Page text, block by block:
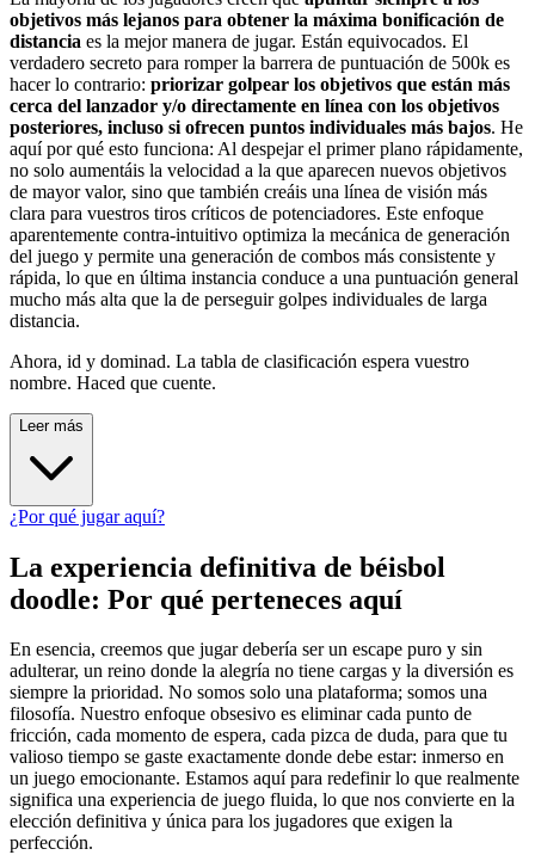
objetivos más lejanos para obtener la máxima bonificación de
distancia es la mejor manera de jugar. Están equivocados. El
verdadero secreto para romper la barrera de puntuación de 500k es
hacer lo contrario: priorizar golpear los objetivos que están más
cerca del lanzador y/o directamente en línea con los objetivos
posteriores, incluso si ofrecen puntos individuales más bajos. He
aquí por qué esto funciona: Al despejar el primer plano rápidamente,
no solo aumentáis la velocidad a la que aparecen nuevos objetivos
de mayor valor, sino que también creáis una línea de visión más
clara para vuestros tiros críticos de potenciadores. Este enfoque
aparentemente contra-intuitivo optimiza la mecánica de generación
del juego y permite una generación de combos más consistente y
rápida, lo que en última instancia conduce a una puntuación general
mucho más alta que la de perseguir golpes individuales de larga
distancia.
Ahora, id y dominad. La tabla de clasificación espera vuestro
nombre. Haced que cuente.
Leer más
¿Por qué jugar aquí?
La experiencia definitiva de béisbol
doodle: Por qué perteneces aquí
En esencia, creemos que jugar debería ser un escape puro y sin
adulterar, un reino donde la alegría no tiene cargas y la diversión es
siempre la prioridad. No somos solo una plataforma; somos una
filosofía. Nuestro enfoque obsesivo es eliminar cada punto de
fricción, cada momento de espera, cada pizca de duda, para que tu
valioso tiempo se gaste exactamente donde debe estar: inmerso en
un juego emocionante. Estamos aquí para redefinir lo que realmente
significa una experiencia de juego fluida, lo que nos convierte en la
elección definitiva y única para los jugadores que exigen la
perfección.